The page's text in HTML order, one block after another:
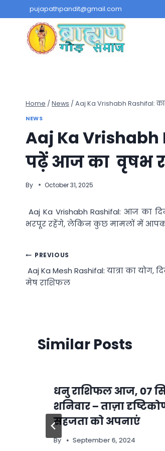
to
content
pujapathpandit@gmail.com
Home / News / Aaj Ka Vrishabh Rashifal:
NEWS
Aaj Ka
पढ़ें आज का वृषभ
By October 31, 2025
Aaj Ka Vrishabh Rashifal: आज का
भरपूर रहेंगे, लेकिन कुछ मामलों में
Post
navigation
PREVIOUS
Aaj Ka Mesh Rashifal: यात्रा का
मेष राशिफल
Similar Posts
धनु राशिफल आज, 07
शनिवार – ताज़ा
सहजता को अपनाएं
By September 6, 2024